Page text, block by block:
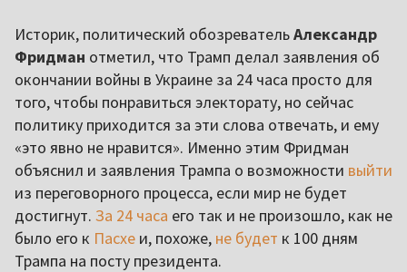
Историк, политический обозревательАлександр
Фридман отметил, что Трамп делал заявления об
окончании войны в Украине за 24 часа просто для
того, чтобы понравиться электорату, но сейчас
политику приходится за эти слова отвечать, и ему
«это явно не нравится». Именно этим Фридман
объяснил и заявления Трампа о возможности выйти
из переговорного процесса, если мир не будет
достигнут. За 24 часа его так и не произошло, как не
было его к Пасхе и, похоже, не будет к 100 дням
Трампа на посту президента.